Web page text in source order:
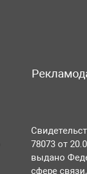
78073 от
выдано
сфере